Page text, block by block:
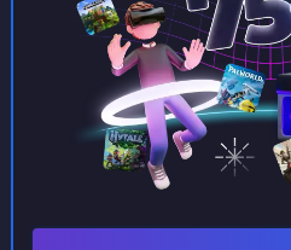
Minecraft
Left 4 Dead 2
Killing Floor 2
GTA 5
Godlike Panel